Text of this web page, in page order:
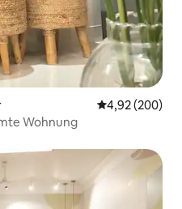
4,92 (200)
Wohnung